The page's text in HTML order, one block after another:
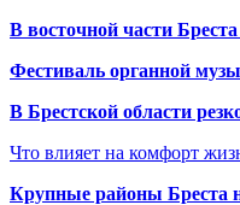
В восточной части
Фестиваль органной
В Брестской области
Что влияет на комфорт
Крупные районы Бреста